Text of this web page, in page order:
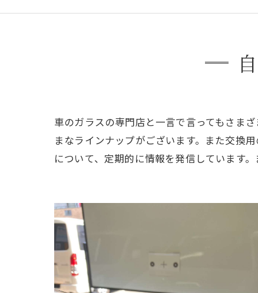
車のガラスの専門店と一言で言ってもさま
まなラインナップがございます。また交換
について、定期的に情報を発信しています